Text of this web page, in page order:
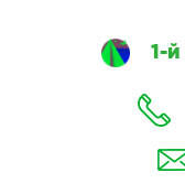
1-й